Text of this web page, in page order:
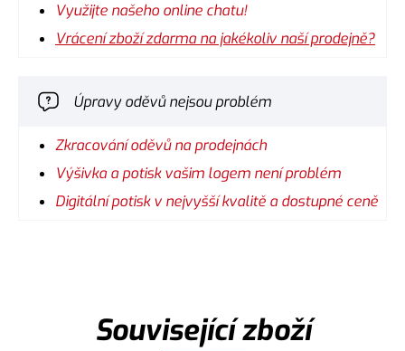
Využijte našeho online chatu!
Vrácení zboží zdarma na jakékoliv naší prodejně?
Úpravy oděvů nejsou problém
Zkracování oděvů na prodejnách
Výšivka a potisk vašim logem není problém
Digitální potisk v nejvyšší kvalitě a dostupné ceně
Související zboží